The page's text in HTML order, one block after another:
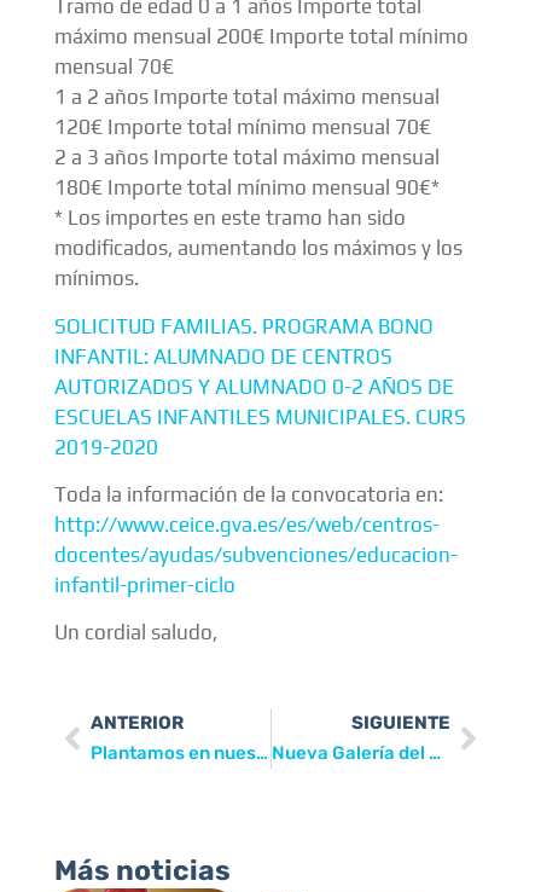
Tramo de edad 0 a 1 años Importe total
máximo mensual 200€ Importe total mínimo
mensual 70€
1 a 2 años Importe total máximo mensual
120€ Importe total mínimo mensual 70€
2 a 3 años Importe total máximo mensual
180€ Importe total mínimo mensual 90€*
* Los importes en este tramo han sido
modificados, aumentando los máximos y los
mínimos.
SOLICITUD FAMILIAS. PROGRAMA BONO
INFANTIL: ALUMNADO DE CENTROS
AUTORIZADOS Y ALUMNADO 0-2 AÑOS DE
ESCUELAS INFANTILES MUNICIPALES. CURS
2019-2020
Toda la información de la convocatoria en:
http://www.ceice.gva.es/es/web/centros-
docentes/ayudas/subvenciones/educacion-
infantil-primer-ciclo
Un cordial saludo,
ANTERIOR
Plantamos en nuestro huerto
SIGUIENTE
Nueva Galería del curso 2018-2019
Más noticias